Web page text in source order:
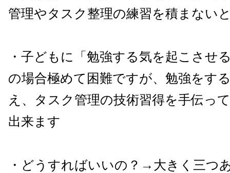
管理やタスク整理の練習を積まない
・子どもに「勉強する気を起こさせ
の場合極めて困難ですが、勉強をす
え、タスク管理の技術習得を手伝っ
出来ます
・どうすればいいの？→大きく三つ